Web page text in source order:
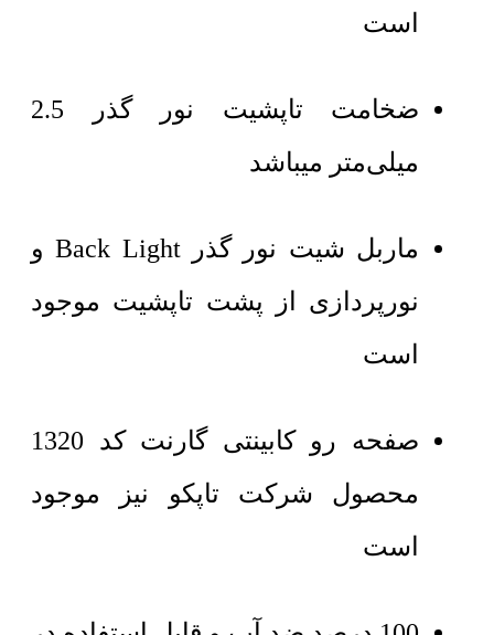
است
ضخامت تاپشیت نور گذر 2.5
میلی‌متر میباشد
ماربل شیت نور گذر Back Light و
نورپردازی از پشت تاپشیت موجود
است
صفحه رو کابینتی گارنت کد 1320
محصول شرکت تاپکو نیز موجود
است